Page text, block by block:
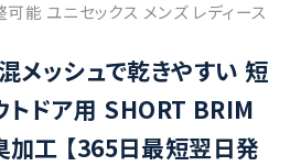
能 ユニセックス メンズ レディース
メッシュで乾きやすい 短
ドア用 SHORT BRIM
工 【365日最短翌日発